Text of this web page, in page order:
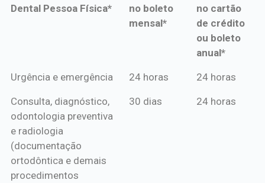
Dental Pessoa Física*
no boleto
mensal*
no cartão
de crédito
ou boleto
anual*
*Procedimentos Amil
*Pagamento
mensal*
*Pagamento
de crédito
Urgência e emergência 24 horas 24 horas
Consulta, diagnóstico,
odontologia preventiva
e radiologia
(documentação
ortodôntica e demais
procedimentos
30 dias 24 horas